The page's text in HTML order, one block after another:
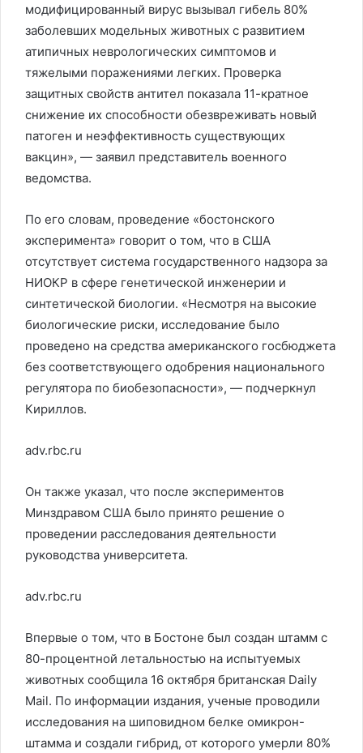
модифицированный вирус вызывал гибель 80%
заболевших модельных животных с развитием
атипичных неврологических симптомов и
тяжелыми поражениями легких. Проверка
защитных свойств антител показала 11-кратное
снижение их способности обезвреживать новый
патоген и неэффективность существующих
вакцин», — заявил представитель военного
ведомства.
По его словам, проведение «бостонского
эксперимента» говорит о том, что в США
отсутствует система государственного надзора за
НИОКР в сфере генетической инженерии и
синтетической биологии. «Несмотря на высокие
биологические риски, исследование было
проведено на средства американского госбюджета
без соответствующего одобрения национального
регулятора по биобезопасности», — подчеркнул
Кириллов.
adv.rbc.ru
Он также указал, что после экспериментов
Минздравом США было принято решение о
проведении расследования деятельности
руководства университета.
adv.rbc.ru
Впервые о том, что в Бостоне был создан штамм с
80-процентной летальностью на испытуемых
животных сообщила 16 октября британская Daily
Mail. По информации издания, ученые проводили
исследования на шиповидном белке омикрон-
штамма и создали гибрид, от которого умерли 80%